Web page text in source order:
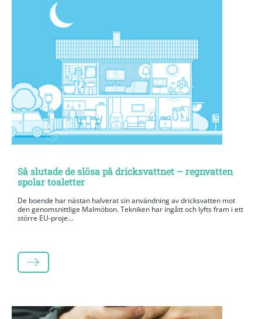
Så slutade de slösa på dricksvattnet – regnvatten
spolar toaletter
De boende har nästan halverat sin användning av dricksvatten mot
den genomsnittlige Malmöbon. Tekniken har ingått och lyfts fram i ett
större EU-proje...
LÄS MER